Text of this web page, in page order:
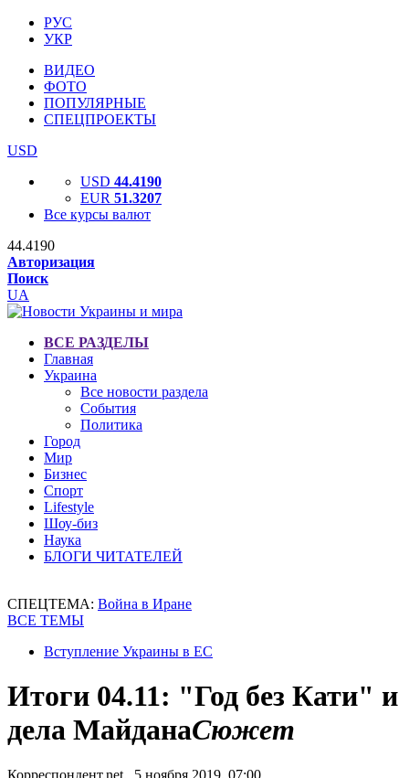
РУС
УКР
ВИДЕО
ФОТО
ПОПУЛЯРНЫЕ
СПЕЦПРОЕКТЫ
USD
USD 44.4190
EUR 51.3207
Все курсы валют
44.4190
Авторизация
Поиск
UA
ВСЕ РАЗДЕЛЫ
Главная
Украина
Все новости раздела
События
Политика
Город
Мир
Бизнес
Спорт
Lifestyle
Шоу-биз
Наука
БЛОГИ ЧИТАТЕЛЕЙ
СПЕЦТЕМА: Война в Иране
ВСЕ ТЕМЫ
Вступление Украины в ЕС
Итоги 04.11: "Год без Кати" и
дела МайданаСюжет
Корреспондент.net, 5 ноября 2019, 07:00